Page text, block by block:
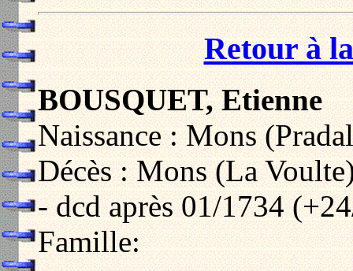
Retour à
BOUSQUET, Etienne
Naissance : Mons
Décès : Mons (La
- dcd après 01/1734
Famille: